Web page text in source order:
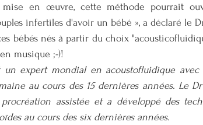
en œuvre, cette méthode pourrait
infertiles d'avoir un bébé », a déclaré le
bébés nés à partir du choix
musique ;-)!
un expert mondial en acoustofluidique
au cours des 15 dernières années. Le
assistée et a développé des
au cours des six dernières années.